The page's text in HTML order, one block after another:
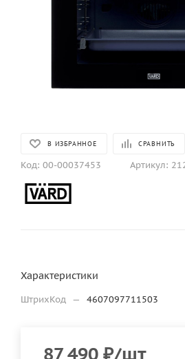
В ИЗБРАННОЕ СРАВНИТЬ
Код: 00-00037453 Артикул:
Характеристики
ШтрихКод — 4607097711503
87 490 ₽/шт